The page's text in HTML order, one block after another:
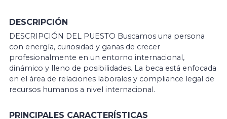
DESCRIPCIÓN
DESCRIPCIÓN DEL PUESTO Buscamos una persona
con energía, curiosidad y ganas de crecer
profesionalmente en un entorno internacional,
dinámico y lleno de posibilidades. La beca está enfocada
en el área de relaciones laborales y compliance legal de
recursos humanos a nivel internacional.
PRINCIPALES CARACTERÍSTICAS